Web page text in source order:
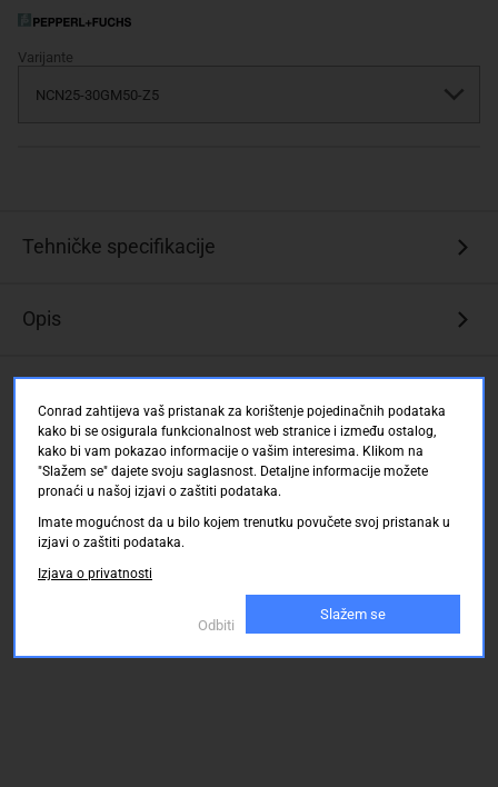
Varijante
Tehničke specifikacije
Opis
Conrad zahtijeva vaš pristanak za korištenje pojedinačnih podataka
kako bi se osigurala funkcionalnost web stranice i između ostalog,
kako bi vam pokazao informacije o vašim interesima. Klikom na
"Slažem se" dajete svoju saglasnost. Detaljne informacije možete
pronaći u našoj izjavi o zaštiti podataka.
Imate mogućnost da u bilo kojem trenutku povučete svoj pristanak u
izjavi o zaštiti podataka.
Izjava o privatnosti
Odbiti
Slažem se